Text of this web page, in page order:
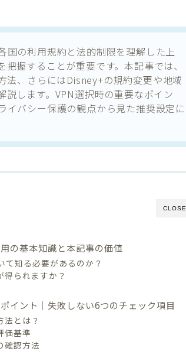
国の利用規約と法的制限を理解した上
握することが重要です。本記事では、
法、さらにはDisney+の規約変更や地域
します。VPN選択時の重要なポイン
イバシー保護の観点から見た推奨設定に
CLOSE
の基本知識と本記事の価値
知る必要があるのか？
られますか？
イント｜失敗しない6つのチェック項目
とは？
価基準
確認方法